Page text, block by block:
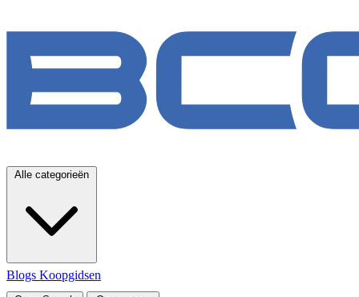
Alle categorieën
Blogs Koopgidsen